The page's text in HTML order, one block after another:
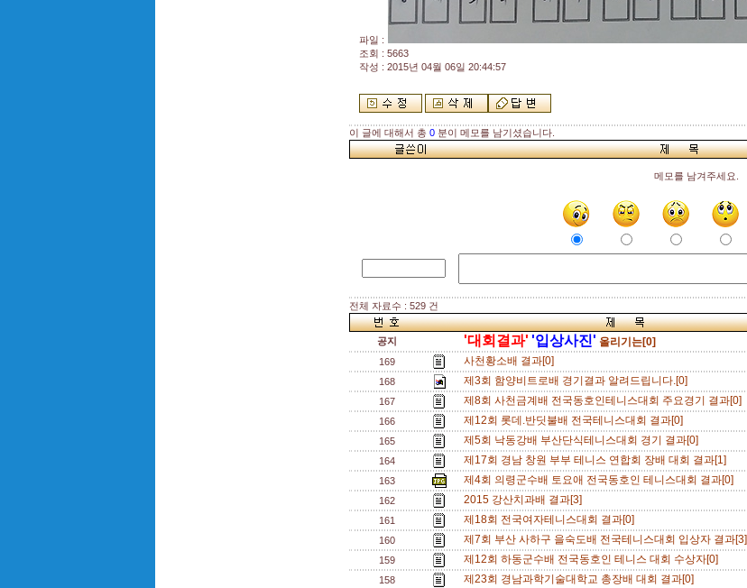
파일 :
조회 : 5663
작성 : 2015년 04월 06일 20:44:57
이 글에 대해서 총 0 분이 메모를 남기셨습니다.
메모를 남겨주세요.
전체 자료수 : 529 건
공지 '대회결과' '입상사진' 올리기는[0]
169
사천황소배 결과[0]
168
제3회 함양비트로배 경기결과 알려드립니다.[0]
167
제8회 사천금계배 전국동호인테니스대회 주요경기 결과[0]
166
제12회 롯데.반딧불배 전국테니스대회 결과[0]
165
제5회 낙동강배 부산단식테니스대회 경기 결과[0]
164
제17회 경남 창원 부부 테니스 연합회 장배 대회 결과[1]
163
제4회 의령군수배 토요애 전국동호인 테니스대회 결과[0]
162
2015 강산치과배 결과[3]
161
제18회 전국여자테니스대회 결과[0]
160
제7회 부산 사하구 을숙도배 전국테니스대회 입상자 결과[3]
159
제12회 하동군수배 전국동호인 테니스 대회 수상자[0]
158
제23회 경남과학기술대학교 총장배 대회 결과[0]